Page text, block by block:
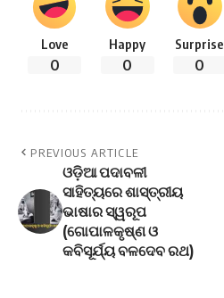
Love
0
Happy
0
Surprise
0
PREVIOUS ARTICLE
ଓଡ଼ିଆ ପଦାବଳୀ
ସାହିତ୍ୟରେ ଶାସ୍ତ୍ରୀୟ
ଭାଷାର ସ୍ୱରୂପ
(ଗୋପାଳକୃଷ୍ଣ ଓ
କବିସୂର୍ଯ୍ୟ ବଳଦେବ ରଥ)